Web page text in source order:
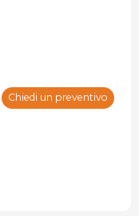
Chiedi un preventivo